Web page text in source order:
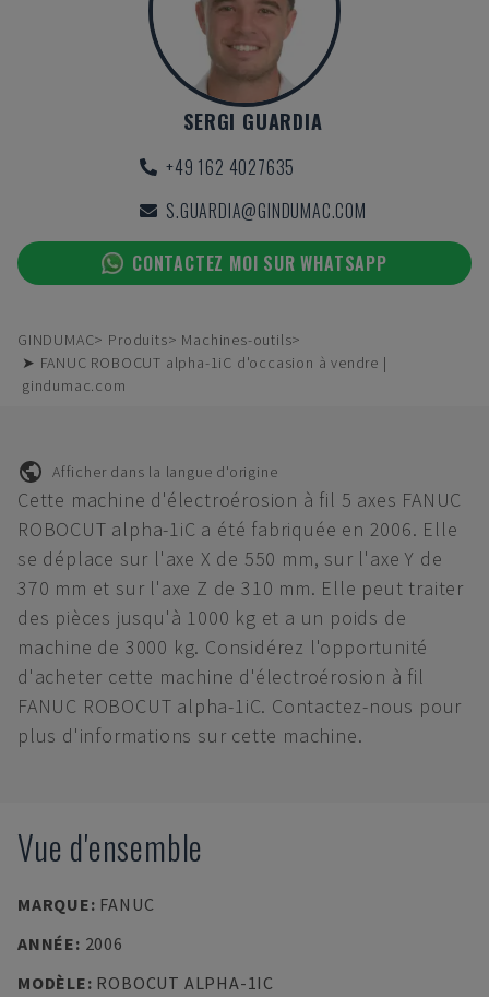
SERGI GUARDIA
+49 162 4027635
S.GUARDIA@GINDUMAC.COM
CONTACTEZ MOI SUR WHATSAPP
GINDUMAC Produits
Machines-outils
➤ FANUC ROBOCUT alpha-1iC d'occasion à vendre |
gindumac.com
Afficher dans la langue d'origine
Cette machine d'électroérosion à fil 5 axes FANUC
ROBOCUT alpha-1iC a été fabriquée en 2006. Elle
se déplace sur l'axe X de 550 mm, sur l'axe Y de
370 mm et sur l'axe Z de 310 mm. Elle peut traiter
des pièces jusqu'à 1000 kg et a un poids de
machine de 3000 kg. Considérez l'opportunité
d'acheter cette machine d'électroérosion à fil
FANUC ROBOCUT alpha-1iC. Contactez-nous pour
plus d'informations sur cette machine.
Vue d'ensemble
MARQUE: FANUC
ANNÉE: 2006
MODÈLE: ROBOCUT ALPHA-1IC